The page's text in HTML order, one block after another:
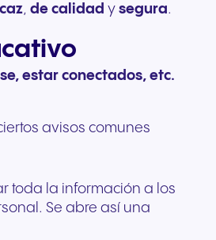
, de calidad y segura.
estar conectados, etc.
avisos comunes
toda la información a los
Se abre así una